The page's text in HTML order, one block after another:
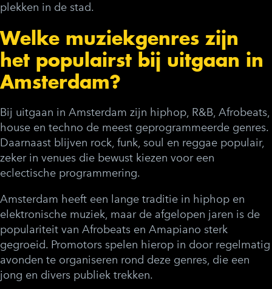
plekken in de stad.
Welke muziekgenres zijn
het populairst bij uitgaan in
Amsterdam?
Bij uitgaan in Amsterdam zijn hiphop, R&B, Afrobeats,
house en techno de meest geprogrammeerde genres.
Daarnaast blijven rock, funk, soul en reggae populair,
zeker in venues die bewust kiezen voor een
eclectische programmering.
Amsterdam heeft een lange traditie in hiphop en
elektronische muziek, maar de afgelopen jaren is de
populariteit van Afrobeats en Amapiano sterk
gegroeid. Promotors spelen hierop in door regelmatig
avonden te organiseren rond deze genres, die een
jong en divers publiek trekken.